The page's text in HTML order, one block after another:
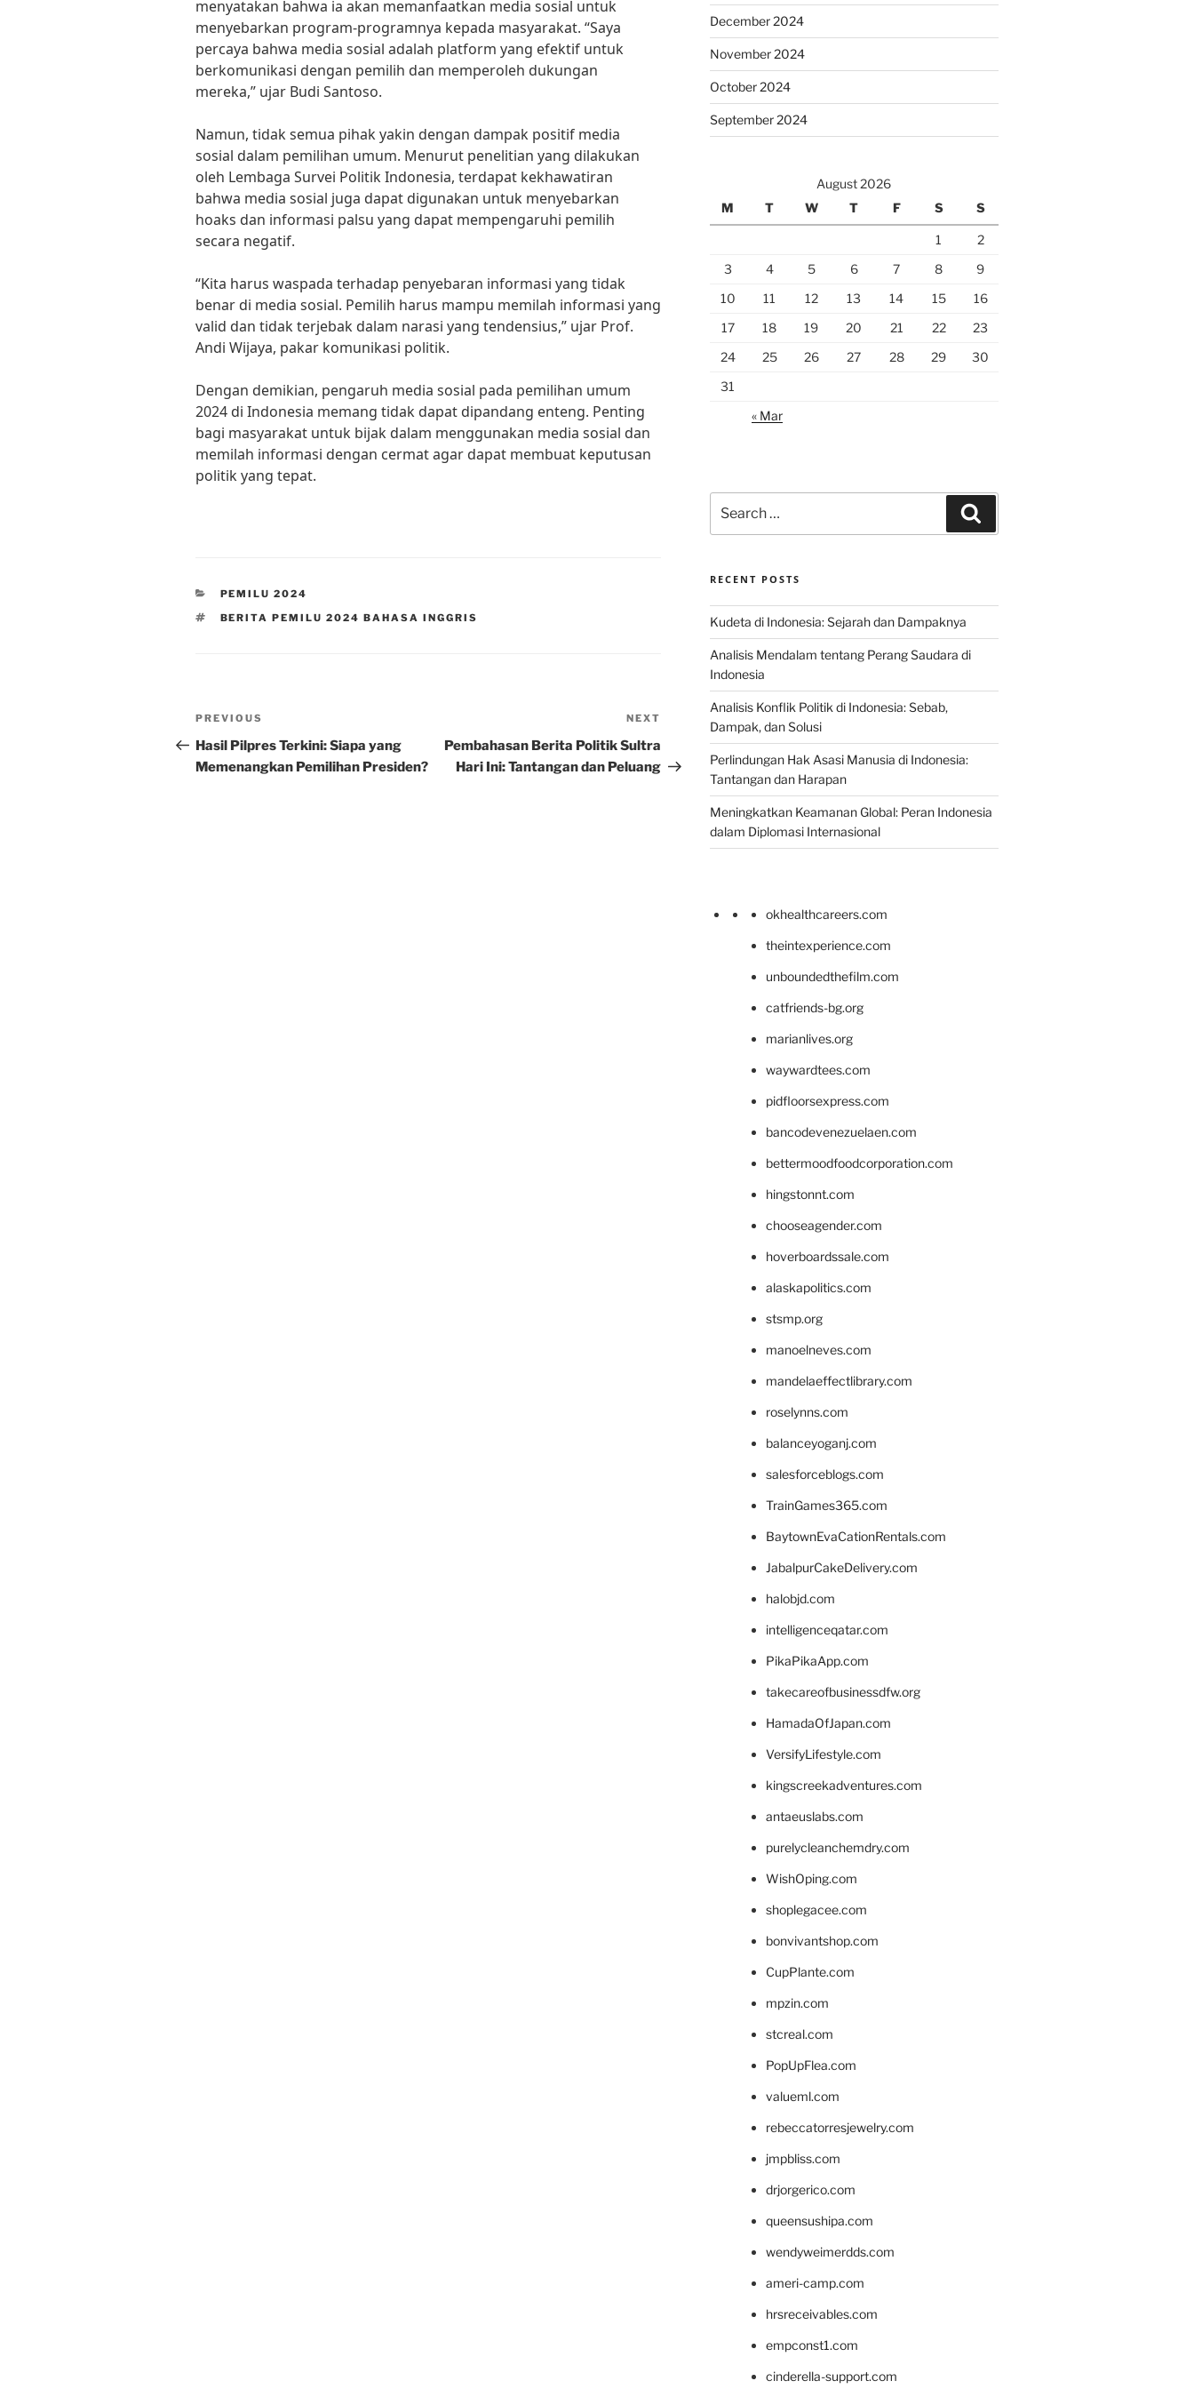
menyatakan bahwa ia akan memanfaatkan media sosial untuk
menyebarkan program-programnya kepada masyarakat. “Saya
percaya bahwa media sosial adalah platform yang efektif untuk
berkomunikasi dengan pemilih dan memperoleh dukungan
mereka,” ujar Budi Santoso.
Namun, tidak semua pihak yakin dengan dampak positif media
sosial dalam pemilihan umum. Menurut penelitian yang dilakukan
oleh Lembaga Survei Politik Indonesia, terdapat kekhawatiran
bahwa media sosial juga dapat digunakan untuk menyebarkan
hoaks dan informasi palsu yang dapat mempengaruhi pemilih
secara negatif.
“Kita harus waspada terhadap penyebaran informasi yang tidak
benar di media sosial. Pemilih harus mampu memilah informasi yang
valid dan tidak terjebak dalam narasi yang tendensius,” ujar Prof.
Andi Wijaya, pakar komunikasi politik.
Dengan demikian, pengaruh media sosial pada pemilihan umum
2024 di Indonesia memang tidak dapat dipandang enteng. Penting
bagi masyarakat untuk bijak dalam menggunakan media sosial dan
memilah informasi dengan cermat agar dapat membuat keputusan
politik yang tepat.
CATEGORIES
PEMILU 2024
TAGS
BERITA PEMILU 2024 BAHASA INGGRIS
Post
navigation
Previous
Post
PREVIOUS
Hasil Pilpres Terkini: Siapa yang
Memenangkan Pemilihan Presiden?
NEXT
Pembahasan Berita Politik Sultra
Hari Ini: Tantangan dan Peluang
December 2024
November 2024
October 2024
September 2024
August 2026
M
T W T F S S
1
2
3
4 5 6 7 8
9
10
11 12 13 14 15
16
17
18 19 20 21 22
23
24
25 26 27 28 29
30
31
« Mar
for:
RECENT POSTS
Kudeta di Indonesia: Sejarah dan Dampaknya
Analisis Mendalam tentang Perang Saudara di
Indonesia
Analisis Konflik Politik di Indonesia: Sebab,
Dampak, dan Solusi
Perlindungan Hak Asasi Manusia di Indonesia:
Tantangan dan Harapan
Meningkatkan Keamanan Global: Peran Indonesia
dalam Diplomasi Internasional
okhealthcareers.com
theintexperience.com
unboundedthefilm.com
catfriends-bg.org
marianlives.org
waywardtees.com
pidfloorsexpress.com
bancodevenezuelaen.com
bettermoodfoodcorporation.com
hingstonnt.com
chooseagender.com
hoverboardssale.com
alaskapolitics.com
stsmp.org
manoelneves.com
mandelaeffectlibrary.com
roselynns.com
balanceyoganj.com
salesforceblogs.com
TrainGames365.com
BaytownEvaCationRentals.com
JabalpurCakeDelivery.com
halobjd.com
intelligenceqatar.com
PikaPikaApp.com
takecareofbusinessdfw.org
HamadaOfJapan.com
VersifyLifestyle.com
kingscreekadventures.com
antaeuslabs.com
purelycleanchemdry.com
WishOping.com
shoplegacee.com
bonvivantshop.com
CupPlante.com
mpzin.com
stcreal.com
PopUpFlea.com
valueml.com
rebeccatorresjewelry.com
jmpbliss.com
drjorgerico.com
queensushipa.com
wendyweimerdds.com
ameri-camp.com
hrsreceivables.com
empconst1.com
cinderella-support.com